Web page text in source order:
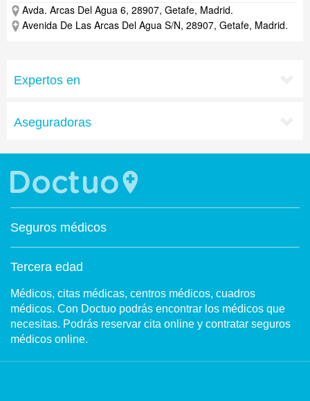
Avda. Arcas Del Agua 6, 28907, Getafe, Madrid.
Avenida De Las Arcas Del Agua S/N, 28907, Getafe, Madrid.
Expertos en
Aseguradoras
Seguros médicos
Tercera edad
Médicos, citas médicas, centros médicos, cuadros
médicos. Con Doctuo podrás encontrar los médicos que
necesitas. Podrás reservar cita online y contratar seguros
médicos online.